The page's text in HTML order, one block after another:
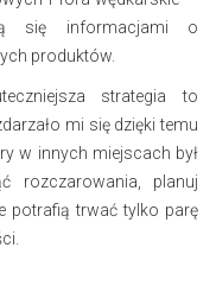
się informacjami o
produktów.
strategia to
mi się dzięki temu
w innych miejscach był
rozczarowania, planuj
potrafią trwać tylko parę